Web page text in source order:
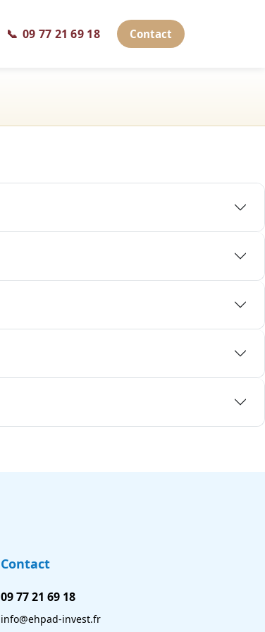
📞 09 77 21 69 18 Contact
Contact
09 77 21 69 18
info@ehpad-invest.fr